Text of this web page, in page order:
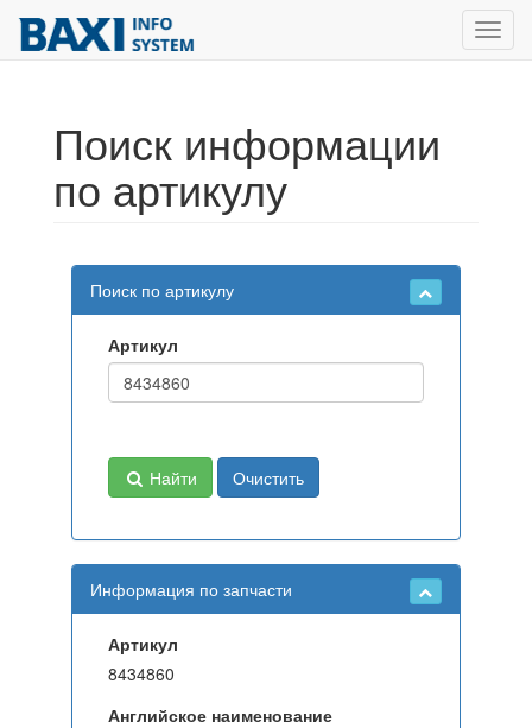
Поиск информации
по артикулу
Поиск по артикулу
Артикул
Найти Очистить
Информация по запчасти
Артикул
8434860
Английское наименование